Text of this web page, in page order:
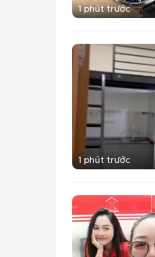
1 phút trước
1 phút trước